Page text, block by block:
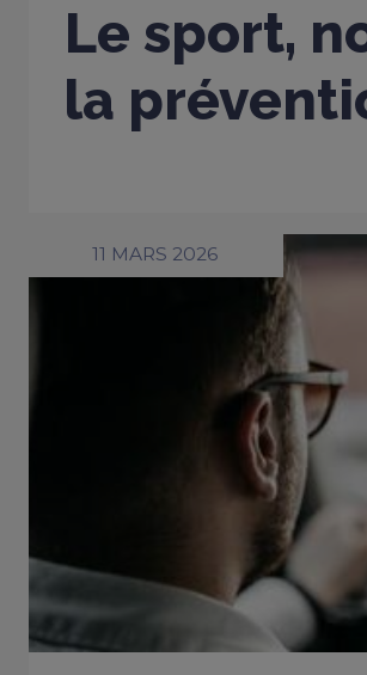
Le sport,
la
11 MARS 2026